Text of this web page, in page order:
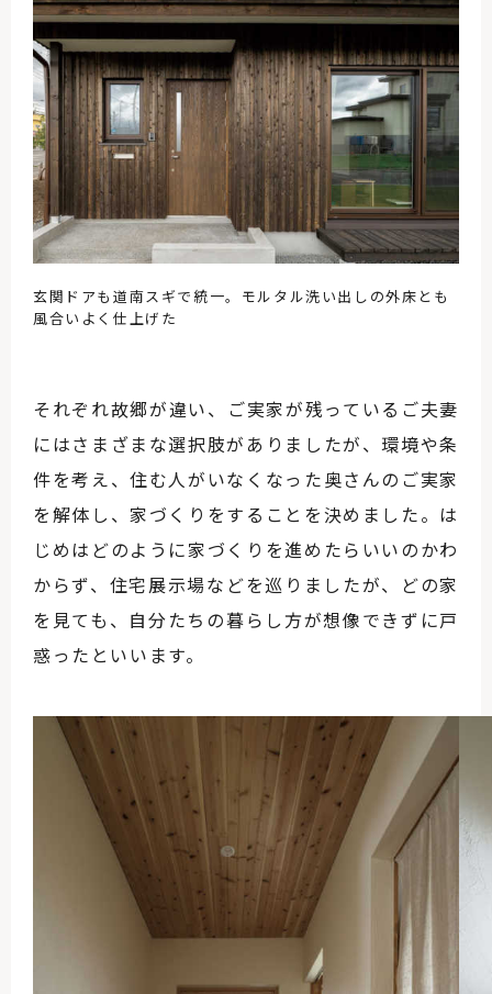
玄関ドアも道南スギで統一。モルタル洗い出しの外床とも
風合いよく仕上げた
それぞれ故郷が違い、ご実家が残っているご夫妻
にはさまざまな選択肢がありましたが、環境や条
件を考え、住む人がいなくなった奥さんのご実家
を解体し、家づくりをすることを決めました。は
じめはどのように家づくりを進めたらいいのかわ
からず、住宅展示場などを巡りましたが、どの家
を見ても、自分たちの暮らし方が想像できずに戸
惑ったといいます。